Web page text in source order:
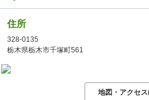
住所
328-0135
栃木県栃木市千塚町561
地図・アクセ